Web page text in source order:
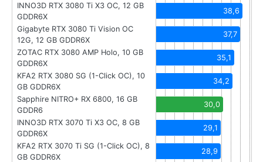
INNO3D RTX 3080 Ti X3 OC, 12 GB
GDDR6X
38,6
Gigabyte RTX 3080 Ti Vision OC
12G, 12 GB GDDR6X
37,7
ZOTAC RTX 3080 AMP Holo, 10 GB
GDDR6X
35,1
KFA2 RTX 3080 SG (1-Click OC), 10
GB GDDR6X
34,2
Sapphire NITRO+ RX 6800, 16 GB
GDDR6
30,0
INNO3D RTX 3070 Ti X3 OC, 8 GB
GDDR6X
29,1
KFA2 RTX 3070 Ti SG (1-Click OC), 8
GB GDDR6X
28,9